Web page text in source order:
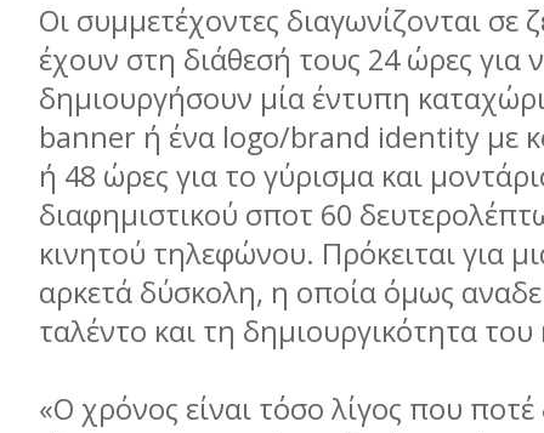
Οι συμμετέχοντες διαγωνίζονται σε
έχουν στη διάθεσή τους 24 ώρες για
δημιουργήσουν μία έντυπη
banner ή ένα logo/brand identity με
ή 48 ώρες για το γύρισμα και
διαφημιστικού σποτ 60
κινητού τηλεφώνου. Πρόκειται για
αρκετά δύσκολη, η οποία όμως
ταλέντο και τη δημιουργικότητα
«Ο χρόνος είναι τόσο λίγος που